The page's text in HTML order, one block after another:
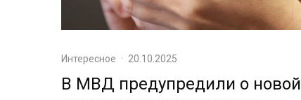
Интересное · 20.10.2025
В МВД предупредили о новой